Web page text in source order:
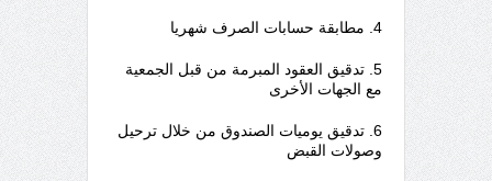
4. مطابقة حسابات الصرف شهريا
5. تدقيق العقود المبرمة من قبل الجمعية
مع الجهات الأخرى
6. تدقيق يوميات الصندوق من خلال ترحيل
وصولات القبض